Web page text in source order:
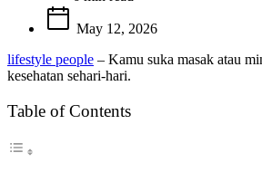
time
May 12, 2026
lifestyle people – Kamu suka masak atau
kesehatan sehari-hari.
Table of Contents